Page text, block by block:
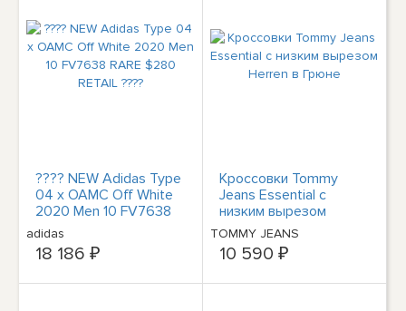
???? NEW Adidas Type
04 x OAMC Off White
2020 Men 10 FV7638
RARE $280 RETAIL
????
adidas
18 186 ₽
Кроссовки Tommy
Jeans Essential с
низким вырезом
Herren в Грюне
TOMMY JEANS
10 590 ₽